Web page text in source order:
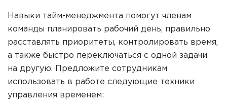
Навыки тайм-менеджмента помогут членам
команды планировать рабочий день, правильно
расставлять приоритеты, контролировать время,
а также быстро переключаться с одной задачи
на другую. Предложите сотрудникам
использовать в работе следующие техники
управления временем: